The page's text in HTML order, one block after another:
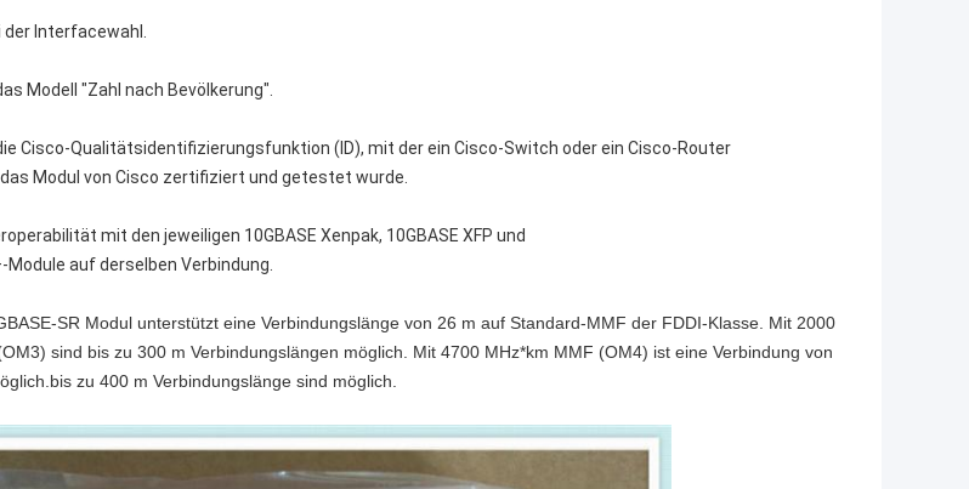
der Interfacewahl.
Modell "Zahl nach Bevölkerung".
Cisco-Qualitätsidentifizierungsfunktion (ID), mit der ein Cisco-Switch oder ein Cisco-Router
Modul von Cisco zertifiziert und getestet wurde.
mit den jeweiligen 10GBASE Xenpak, 10GBASE XFP und
Module auf derselben Verbindung.
SR Modul unterstützt eine Verbindungslänge von 26 m auf Standard-MMF der FDDI-Klasse. Mit 2000
sind bis zu 300 m Verbindungslängen möglich. Mit 4700 MHz*km MMF (OM4) ist eine Verbindung von
zu 400 m Verbindungslänge sind möglich.